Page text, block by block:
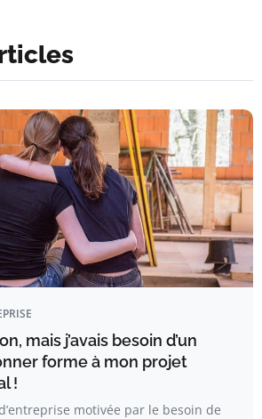
mais j’avais besoin d’un
forme à mon projet
!
motivée par le besoin de